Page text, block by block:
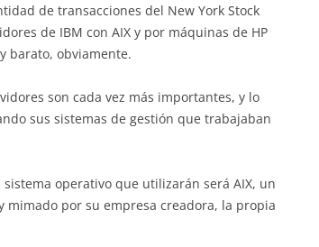
de transacciones del New York Stock
de IBM con AIX y por máquinas de HP
barato, obviamente.
son cada vez más importantes, y lo
sus sistemas de gestión que trabajaban
operativo que utilizarán será AIX, un
por su empresa creadora, la propia